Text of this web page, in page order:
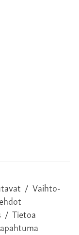
/ Vaihto-
/ Tietoa